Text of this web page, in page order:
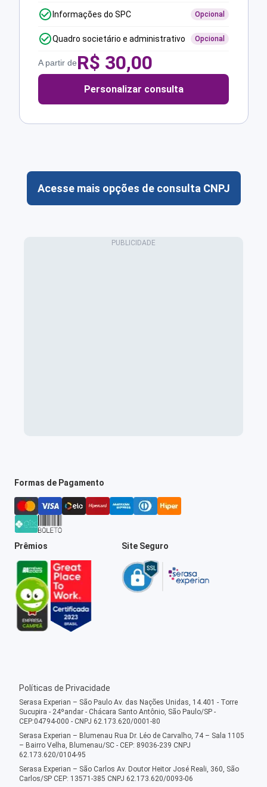
Informações do SPC Opcional
Quadro societário e administrativo Opcional
A partir deR$ 30,00
Personalizar consulta
Acesse mais opções de consulta CNPJ
Formas de Pagamento
Prêmios Site Seguro
Políticas de Privacidade
Serasa Experian – São Paulo Av. das Nações Unidas, 14.401 - Torre
Sucupira - 24ºandar - Chácara Santo Antônio, São Paulo/SP -
CEP:04794-000 - CNPJ 62.173.620/0001-80
Serasa Experian – Blumenau Rua Dr. Léo de Carvalho, 74 – Sala 1105
– Bairro Velha, Blumenau/SC - CEP: 89036-239 CNPJ
62.173.620/0104-95
Serasa Experian – São Carlos Av. Doutor Heitor José Reali, 360, São
Carlos/SP CEP: 13571-385 CNPJ 62.173.620/0093-06